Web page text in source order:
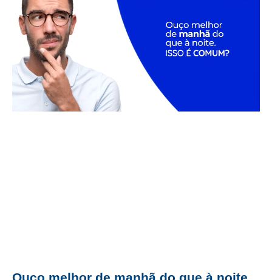
Ouço melhor de manhã do que à noite.